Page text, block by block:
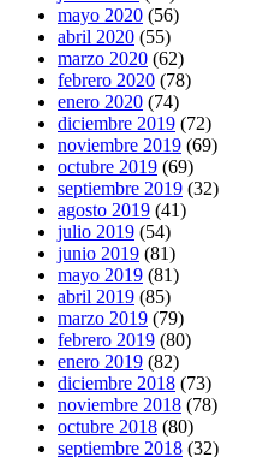
mayo 2020 (56)
abril 2020 (55)
marzo 2020 (62)
febrero 2020 (78)
enero 2020 (74)
diciembre 2019 (72)
noviembre 2019 (69)
octubre 2019 (69)
septiembre 2019 (32)
agosto 2019 (41)
julio 2019 (54)
junio 2019 (81)
mayo 2019 (81)
abril 2019 (85)
marzo 2019 (79)
febrero 2019 (80)
enero 2019 (82)
diciembre 2018 (73)
noviembre 2018 (78)
octubre 2018 (80)
septiembre 2018 (32)